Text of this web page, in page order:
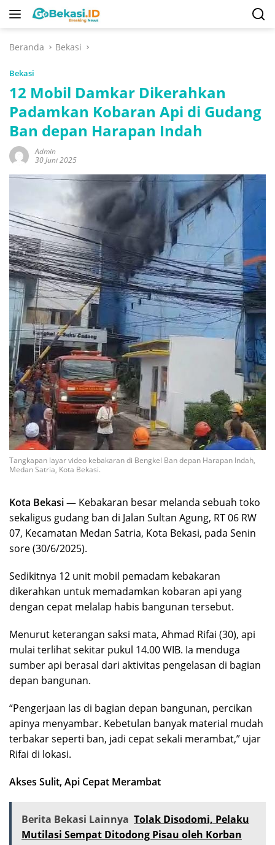
Langsung
Beranda
Bekasi
Bekasi
12 Mobil Damkar Dikerahkan
Padamkan Kobaran Api di Gudang
Ban depan Harapan Indah
Admin
30 Juni 2025
Tangkapan layar video kebakaran di Bengkel Ban depan Harapan Indah,
Medan Satria, Kota Bekasi.
Kota Bekasi — Kebakaran besar melanda sebuah toko
sekaligus gudang ban di Jalan Sultan Agung, RT 06 RW
07, Kecamatan Medan Satria, Kota Bekasi, pada Senin
sore (30/6/2025).
Sedikitnya 12 unit mobil pemadam kebakaran
dikerahkan untuk memadamkan kobaran api yang
dengan cepat melalap habis bangunan tersebut.
Menurut keterangan saksi mata, Ahmad Rifai (30), api
mulai terlihat sekitar pukul 14.00 WIB. Ia menduga
sumber api berasal dari aktivitas pengelasan di bagian
depan bangunan.
“Pengerjaan las di bagian depan bangunan, percikan
apinya menyambar. Kebetulan banyak material mudah
terbakar seperti ban, jadi cepat sekali merambat,” ujar
Rifai di lokasi.
Akses Sulit, Api Cepat Merambat
Berita Bekasi Lainnya Tolak Disodomi, Pelaku
Mutilasi Sempat Ditodong Pisau oleh Korban